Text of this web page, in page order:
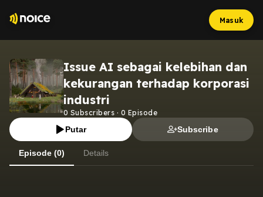
Masuk
Issue AI sebagai kelebihan dan
kekurangan terhadap korporasi
industri
0 Subscribers · 0 Episode
Putar Subscribe
Episode (0) Details